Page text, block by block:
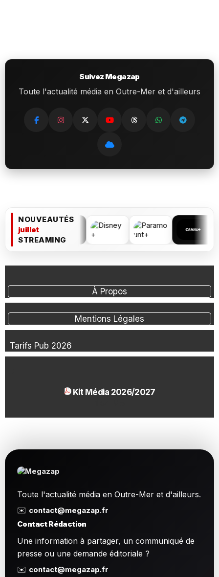
Suivez Megazap
Toute l'actualité média en Outre-Mer et d'ailleurs
NOUVEAUTÉS
juillet
STREAMING
À Propos
Mentions Légales
Tarifs Pub 2026
Kit Média 2026/2027
Toute l'actualité média en Outre-Mer et d'ailleurs.
✉️ contact@megazap.fr
Contact Rédaction
Une information à partager, un communiqué de
presse ou une demande éditoriale ?
✉️ contact@megazap.fr